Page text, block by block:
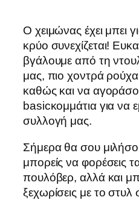
Ο χειμώνας έχει μπει
κρύο συνεχίζεται!
βγάλουμε από τη
μας, πιο χοντρά
καθώς και να
basicκομμάτια για να
συλλογή μας.
Σήμερα θα σου
μπορείς να φορέσεις
πουλόβερ, αλλά και
ξεχωρίσεις με το στυλ